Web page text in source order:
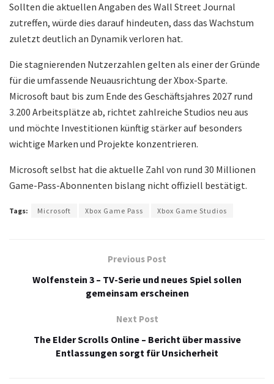
Sollten die aktuellen Angaben des Wall Street Journal
zutreffen, würde dies darauf hindeuten, dass das Wachstum
zuletzt deutlich an Dynamik verloren hat.
Die stagnierenden Nutzerzahlen gelten als einer der Gründe
für die umfassende Neuausrichtung der Xbox-Sparte.
Microsoft baut bis zum Ende des Geschäftsjahres 2027 rund
3.200 Arbeitsplätze ab, richtet zahlreiche Studios neu aus
und möchte Investitionen künftig stärker auf besonders
wichtige Marken und Projekte konzentrieren.
Microsoft selbst hat die aktuelle Zahl von rund 30 Millionen
Game-Pass-Abonnenten bislang nicht offiziell bestätigt.
Tags: Microsoft Xbox Game Pass Xbox Game Studios
Previous Post
Wolfenstein 3 – TV-Serie und neues Spiel sollen
gemeinsam erscheinen
Next Post
The Elder Scrolls Online – Bericht über massive
Entlassungen sorgt für Unsicherheit